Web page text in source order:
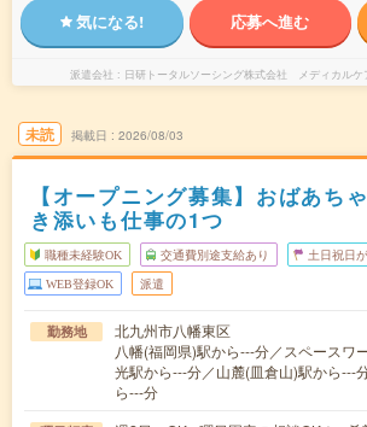
気になる! 応募へ進む
派遣会社 日研トータルソーシング株式会社 メディカル
未読 掲載日 2026/08/03
【オープニング募集】おばあち
き添いも仕事の1つ
職種未経験OK 交通費別途支給あり 土日祝日
WEB登録OK 派遣
勤務地
北九州市八幡東区
八幡(福岡県)駅から---分／スペースワ
光駅から---分／山麓(皿倉山)駅から---
ら---分